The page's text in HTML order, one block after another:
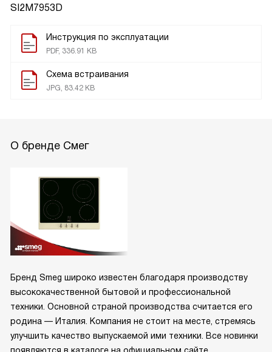
SI2M7953D
Инструкция по эксплуатации
PDF, 336.91 KB
Схема встраивания
JPG, 83.42 KB
О бренде Смег
Бренд Smeg широко известен благодаря производству
высококачественной бытовой и профессиональной
техники. Основной страной производства считается его
родина — Италия. Компания не стоит на месте, стремясь
улучшить качество выпускаемой ими техники. Все новинки